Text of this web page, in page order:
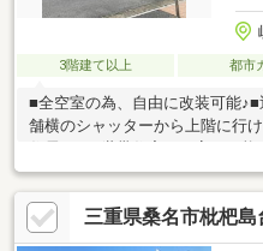
3階建て以上 都市
■全空室の為、自由に改装可能
舗横のシャッターから上階に行
住居！■二世帯住宅にも変更可能
徒歩7分の商業地域で活気のあ
飲食店が多く、店舗・事務所付
れた鉄骨造3階建て、建物面積
可能です◎1階玄関横のシャッタ
三重県桑名市枇杷